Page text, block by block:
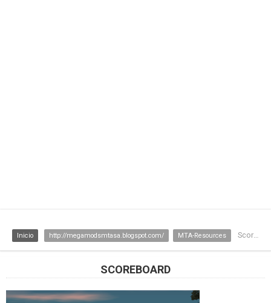
Inicio http://megamodsmtasa.blogspot.com/ MTA-Resources Scoreboard
SCOREBOARD